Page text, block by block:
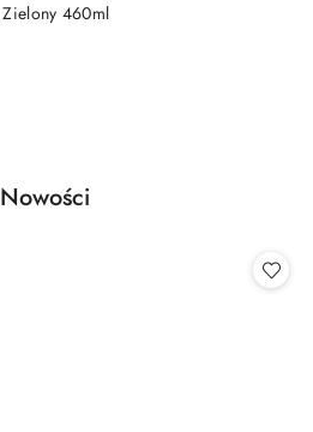
460ml
Produkty
Nowości